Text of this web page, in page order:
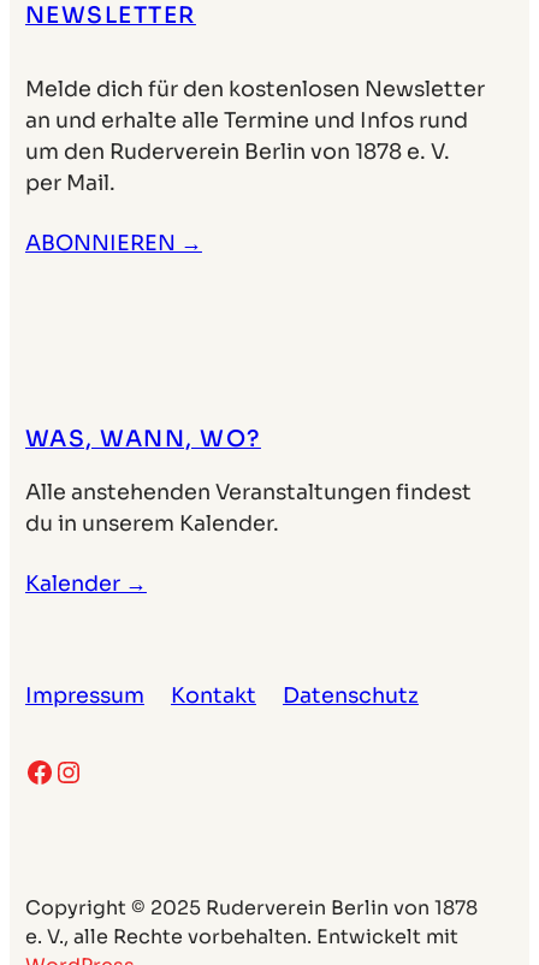
NEWSLETTER
Melde dich für den kostenlosen Newsletter
an und erhalte alle Termine und Infos rund
um den Ruderverein Berlin von 1878 e. V.
per Mail.
ABONNIEREN →
WAS, WANN, WO?
Alle anstehenden Veranstaltungen findest
du in unserem Kalender.
Kalender →
Impressum Kontakt Datenschutz
Facebook Instagram
Copyright © 2025 Ruderverein Berlin von 1878
e. V., alle Rechte vorbehalten. Entwickelt mit